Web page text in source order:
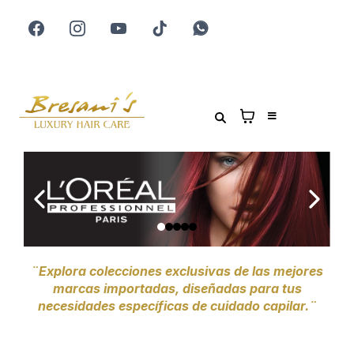
¨Explora colecciones exclusivas de las mejores
marcas importadas, diseñadas para tus
necesidades específicas de cuidado capilar.¨